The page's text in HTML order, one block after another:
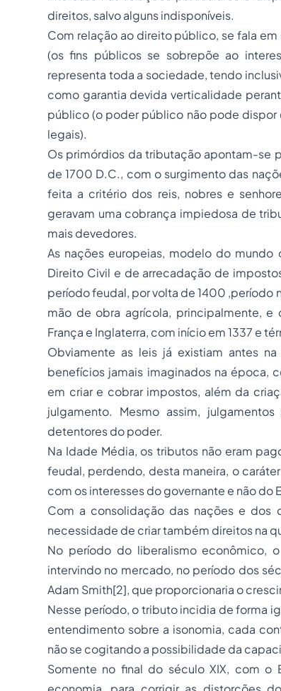
direitos, salvo alguns indisponíveis.
Com relação ao direito público, se fala
(os fins públicos se sobrepõe ao
representa toda a sociedade, tendo
como garantia devida verticalidade
público (o poder público não pode
legais).
Os primórdios da tributação apontam-se
de 1700 D.C., com o surgimento das
feita a critério dos reis, nobres e
geravam uma cobrança impiedosa de
mais devedores.
As nações europeias, modelo do
Direito Civil e de arrecadação de
período feudal, por volta de 1400 ,período
mão de obra agrícola, principalmente,
França e Inglaterra, com início em 1337 e
Obviamente as leis já existiam antes
benefícios jamais imaginados na época,
em criar e cobrar impostos, além da
julgamento. Mesmo assim,
detentores do poder.
Na Idade Média, os tributos não eram
feudal, perdendo, desta maneira, o
com os interesses do governante e não do
Com a consolidação das nações e
necessidade de criar também direitos na
No período do liberalismo econômico,
intervindo no mercado, no período dos
Adam Smith[2], que proporcionaria o
Nesse período, o tributo incidia de forma
entendimento sobre a isonomia, cada
não se cogitando a possibilidade da
Somente no final do século XIX, com